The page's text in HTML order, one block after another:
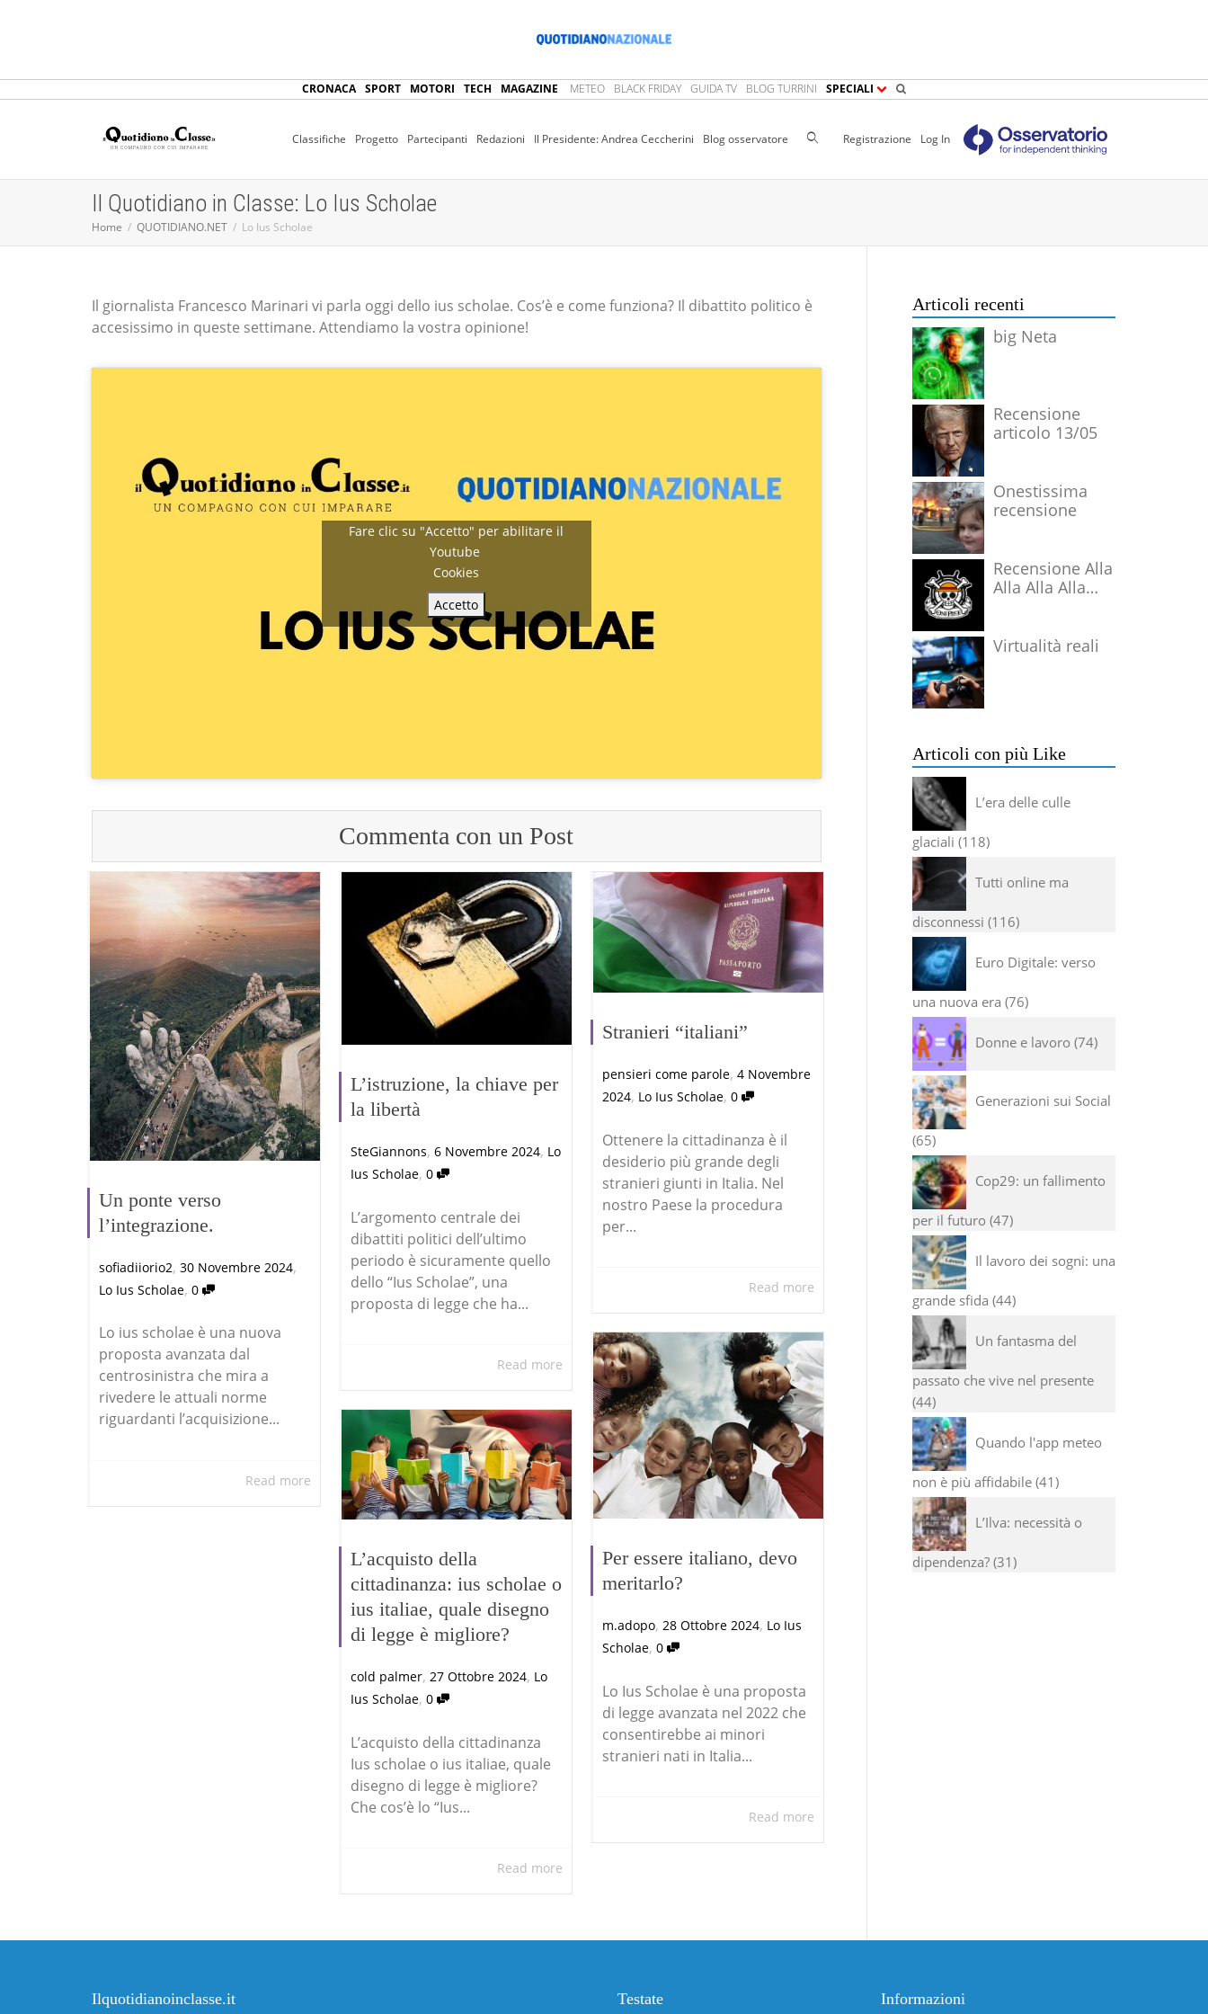
CRONACA SPORT MOTORI TECH MAGAZINE METEO BLACK FRIDAY GUIDA TV BLOG TURRINI SPECIALI
Classifiche Progetto Partecipanti Redazioni Il Presidente: Andrea Ceccherini Blog osservatore Registrazione Log In
Il Quotidiano in Classe: Lo Ius Scholae
Home QUOTIDIANO.NET Lo Ius Scholae
Il giornalista Francesco Marinari vi parla oggi dello ius scholae. Cos’è e come funziona? Il dibattito politico è
accesissimo in queste settimane. Attendiamo la vostra opinione!
Fare clic su "Accetto" per abilitare il
Youtube
Cookies
Accetto
Commenta con un Post
Un ponte verso
l’integrazione.
sofiadiiorio2, 30 Novembre 2024,
Lo Ius Scholae, 0
Lo ius scholae è una nuova
proposta avanzata dal
centrosinistra che mira a
rivedere le attuali norme
riguardanti l’acquisizione...
Read more
L’istruzione, la chiave per
la libertà
SteGiannons, 6 Novembre 2024, Lo
Ius Scholae, 0
L’argomento centrale dei
dibattiti politici dell’ultimo
periodo è sicuramente quello
dello “Ius Scholae”, una
proposta di legge che ha...
Read more
Stranieri “italiani”
pensieri come parole, 4 Novembre
2024, Lo Ius Scholae, 0
Ottenere la cittadinanza è il
desiderio più grande degli
stranieri giunti in Italia. Nel
nostro Paese la procedura
per...
Read more
Per essere italiano, devo
meritarlo?
m.adopo, 28 Ottobre 2024, Lo Ius
Scholae, 0
Lo Ius Scholae è una proposta
di legge avanzata nel 2022 che
consentirebbe ai minori
stranieri nati in Italia...
Read more
L’acquisto della
cittadinanza: ius scholae o
ius italiae, quale disegno
di legge è migliore?
cold palmer, 27 Ottobre 2024, Lo
Ius Scholae, 0
L’acquisto della cittadinanza
Ius scholae o ius italiae, quale
disegno di legge è migliore?
Che cos’è lo “Ius...
Read more
Articoli recenti
big Neta
Recensione
articolo 13/05
Onestissima
recensione
Recensione Alla
Alla Alla Alla
Virtualità reali
Articoli con più Like
L’era delle culle
glaciali 118
Tutti online ma
disconnessi 116
Euro Digitale: verso
una nuova era 76
Donne e lavoro 74
Generazioni sui Social
65
Cop29: un fallimento
per il futuro 47
Il lavoro dei sogni: una
grande sfida 44
Un fantasma del
passato che vive nel presente
44
Quando l'app meteo
non è più affidabile 41
L’Ilva: necessità o
dipendenza? 31
Ilquotidianoinclasse.it Testate Informazioni